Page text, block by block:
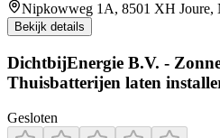
Nipkowweg 1A, 8501 XH Joure,
Bekijk details
DichtbijEnergie B.V. -
Thuisbatterijen laten
Gesloten